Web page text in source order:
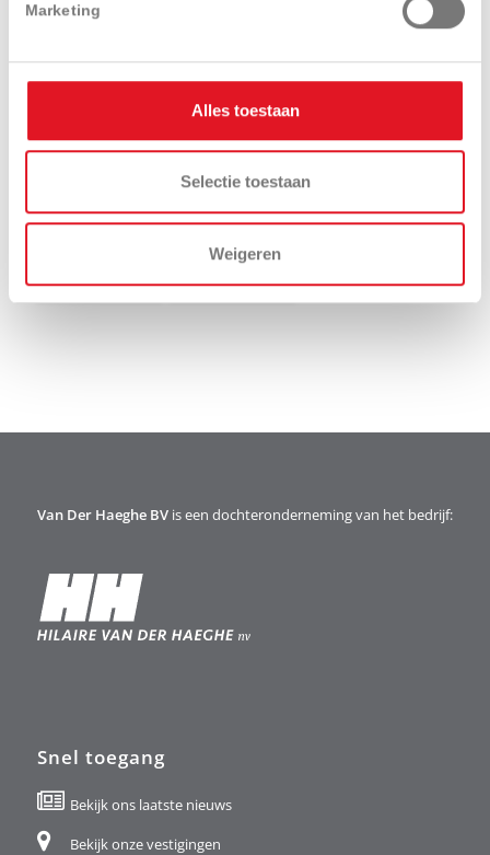
Marketing
Alles toestaan
Selectie toestaan
Weigeren
Presentatie Uitrustingen
Van Der Haeghe BVis een dochteronderneming van het bedrijf:
Snel toegang
Bekijk ons laatste nieuws
Bekijk onze vestigingen